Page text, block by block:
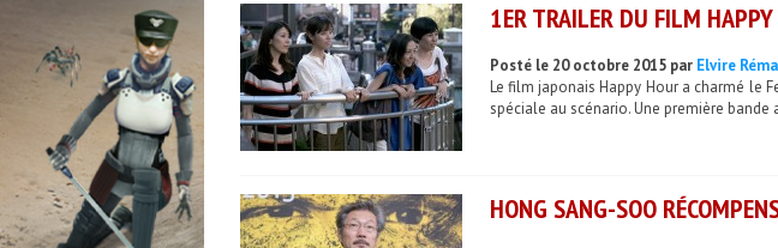
1ER TRAILER DU FILM HAPPY
Posté le 20 octobre 2015 par Elvire
Le film japonais Happy Hour a charmé le
spéciale au scénario. Une première
HONG SANG-SOO